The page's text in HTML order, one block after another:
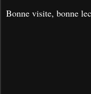
Bonne visite, bonne